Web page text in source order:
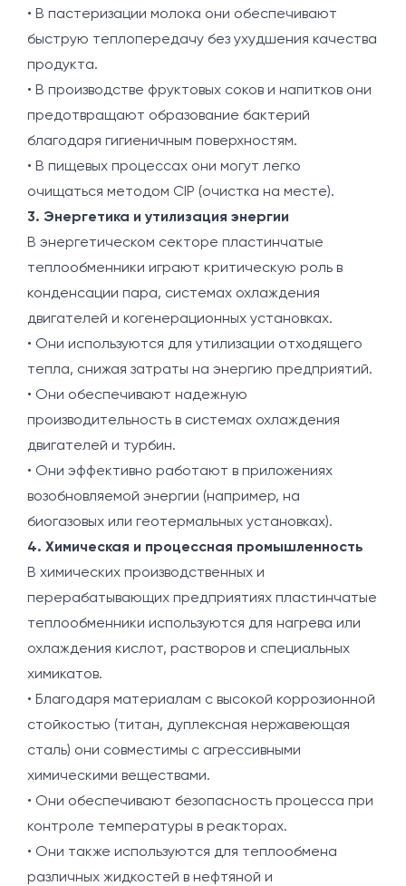
• В пастеризации молока они обеспечивают
быструю теплопередачу без ухудшения качества
продукта.
• В производстве фруктовых соков и напитков они
предотвращают образование бактерий
благодаря гигиеничным поверхностям.
• В пищевых процессах они могут легко
очищаться методом CIP (очистка на месте).
3. Энергетика и утилизация энергии
В энергетическом секторе пластинчатые
теплообменники играют критическую роль в
конденсации пара, системах охлаждения
двигателей и когенерационных установках.
• Они используются для утилизации отходящего
тепла, снижая затраты на энергию предприятий.
• Они обеспечивают надежную
производительность в системах охлаждения
двигателей и турбин.
• Они эффективно работают в приложениях
возобновляемой энергии (например, на
биогазовых или геотермальных установках).
4. Химическая и процессная промышленность
В химических производственных и
перерабатывающих предприятиях пластинчатые
теплообменники используются для нагрева или
охлаждения кислот, растворов и специальных
химикатов.
• Благодаря материалам с высокой коррозионной
стойкостью (титан, дуплексная нержавеющая
сталь) они совместимы с агрессивными
химическими веществами.
• Они обеспечивают безопасность процесса при
контроле температуры в реакторах.
• Они также используются для теплообмена
различных жидкостей в нефтяной и